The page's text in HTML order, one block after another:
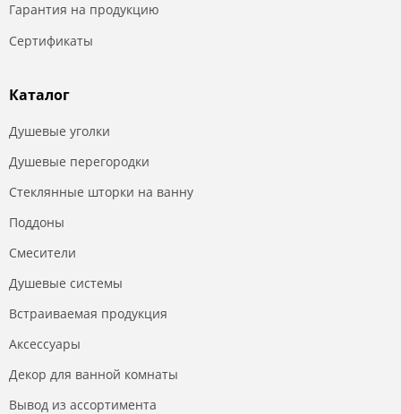
Гарантия на продукцию
Сертификаты
Каталог
Душевые уголки
Душевые перегородки
Стеклянные шторки на ванну
Поддоны
Смесители
Душевые системы
Встраиваемая продукция
Аксессуары
Декор для ванной комнаты
Вывод из ассортимента